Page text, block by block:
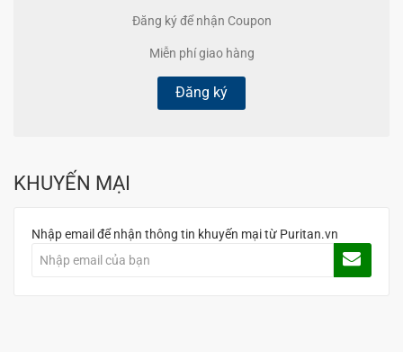
Đăng ký để nhận Coupon
Miễn phí giao hàng
Đăng ký
KHUYẾN MẠI
Nhập email để nhận thông tin khuyến mại từ Puritan.vn